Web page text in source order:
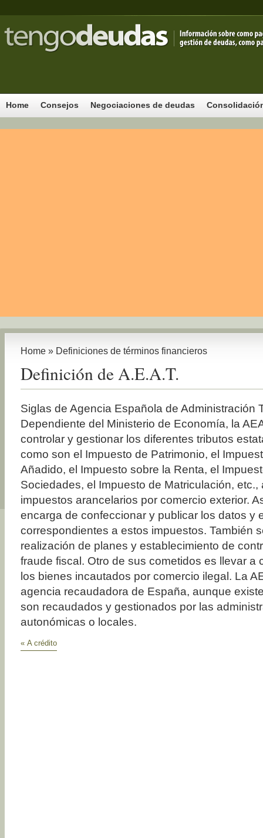
Home Consejos Negociaciones de deudas
Home » Definiciones de términos financieros
Definición de A.E.A.T.
Siglas de Agencia Española de Administración
Dependiente del Ministerio de Economía, la
controlar y gestionar los diferentes tributos
como son el Impuesto de Patrimonio, el
Añadido, el Impuesto sobre la Renta, el
Sociedades, el Impuesto de Matriculación, etc.,
impuestos arancelarios por comercio exterior.
encarga de confeccionar y publicar los datos y
correspondientes a estos impuestos. También
realización de planes y establecimiento de
fraude fiscal. Otro de sus cometidos es llevar a
los bienes incautados por comercio ilegal. La
agencia recaudadora de España, aunque
son recaudados y gestionados por las
autonómicas o locales.
« A crédito